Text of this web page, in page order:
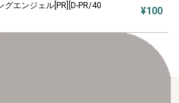
グエンジェル[PR][D-PR/40
¥100